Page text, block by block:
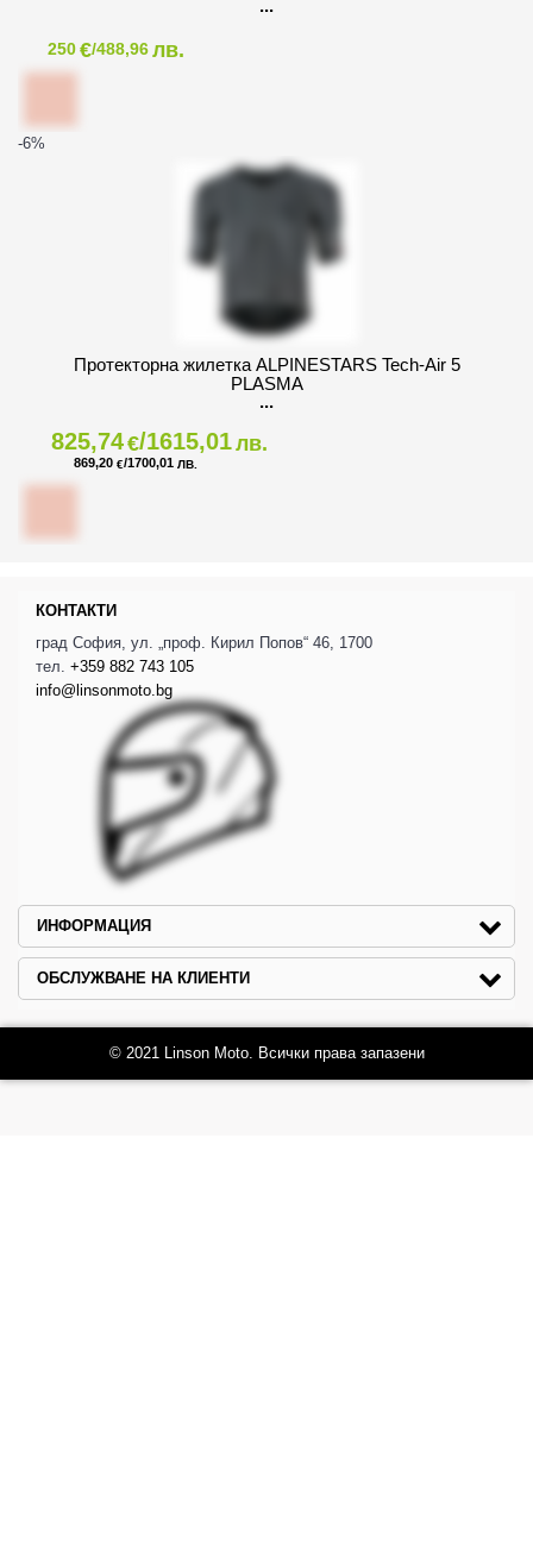
250€/488,96лв.
-6%
Протекторна жилетка ALPINESTARS Tech-Air 5
PLASMA
825,74€/1615,01лв.
869,20 €/1700,01 ЛВ.
КОНТАКТИ
град София, ул. „проф. Кирил Попов“ 46, 1700
тел. +359 882 743 105
info@linsonmoto.bg
ИНФОРМАЦИЯ
ОБСЛУЖВАНЕ НА КЛИЕНТИ
© 2021 Linson Moto. Всички права запазени